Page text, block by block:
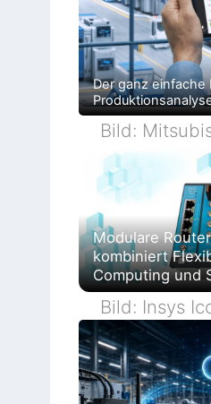
Der ganz einfache
Bild:
Modulare
kombiniert
Computing und
Bild: Insys